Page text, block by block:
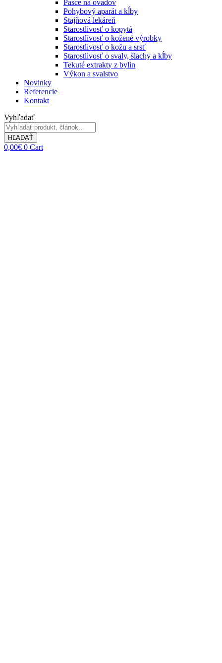
Pasce na ovadov
Pohybový aparát a kĺby
Stajňová lekáreň
Starostlivosť o kopytá
Starostlivosť o kožené výrobky
Starostlivosť o kožu a srsť
Starostlivosť o svaly, šlachy a kĺby
Tekuté extrakty z bylin
Výkon a svalstvo
Novinky
Referencie
Kontakt
Vyhľadať
HĽADAŤ
0,00€ 0 Cart